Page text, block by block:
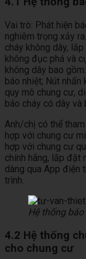
Vai trò: Phát hiện
nghiêm trọng xảy
cháy không dây,
không đục phá và
không dây bao
báo nhiệt; Nút nhấn
quy mô chung cư,
báo cháy có dây và
Anh/chị có thể
hợp với chung cư
hợp với chung cư
chính hãng, lắp đặt
dàng qua App điện
trình.
Hệ thống
4.2 Hệ thống
cho chung cư